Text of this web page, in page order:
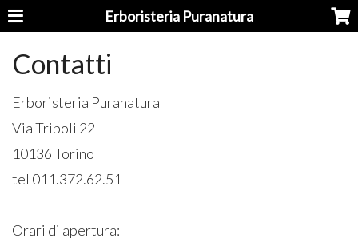
Erboristeria Puranatura
Contatti
Erboristeria Puranatura
Via Tripoli 22
10136 Torino
tel 011.372.62.51
Orari di apertura: